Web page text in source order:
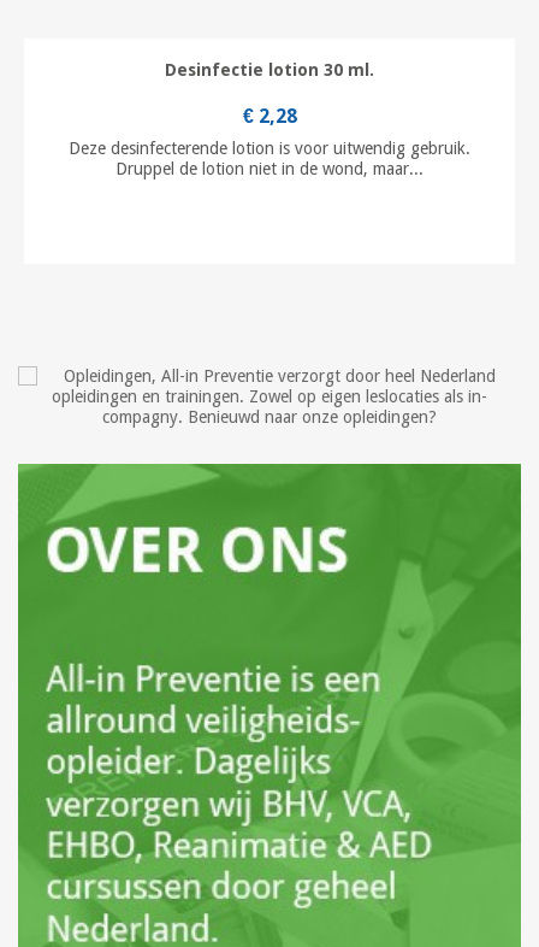
Desinfectie lotion 30 ml.
€ 2,28
Deze desinfecterende lotion is voor uitwendig gebruik.
Druppel de lotion niet in de wond, maar...